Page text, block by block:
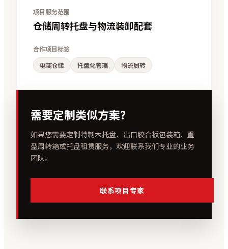
项目服务范围
仓储周转托盘与物流装卸配套
合作项目标签
电商仓储
托盘化管理 物流周转
需要定制类似方案？
如果您需要定制特制木托盘、出口胶合板包装箱、重
型周转箱或托盘租赁服务，欢迎联系我们专业的业务
团队。
联系项目专家